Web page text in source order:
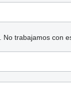
No trabajamos con